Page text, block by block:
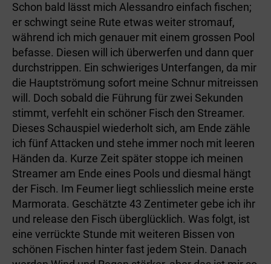
Schon bald lässt mich Alessandro einfach fischen;
er schwingt seine Rute etwas weiter stromauf,
während ich mich genauer mit einem grossen Pool
befasse. Diesen will ich überwerfen und dann quer
durchstrippen. Ein schwieriges Unterfangen, da mir
die Hauptströmung sofort meine Schnur mitreissen
will. Doch sobald die Führung für zwei Sekunden
stimmt, verfehlt ein schöner Fisch den Streamer.
Dieses Schauspiel wiederholt sich, am Ende zähle
ich fünf Attacken und stehe immer noch mit leeren
Händen da. Kurze Zeit später stoppe ich meinen
Streamer am Ende eines Pools und diesmal hängt
der Fisch. Im Feumer liegt schliesslich meine erste
Marmorata. Geschätzte 43 Zentimeter gebe ich ihr
und release den Fisch überglücklich. Was folgt, ist
eine verrückte Stunde mit weiteren Bissen von
schönen Fischen hinter fast jedem Stein. Danach